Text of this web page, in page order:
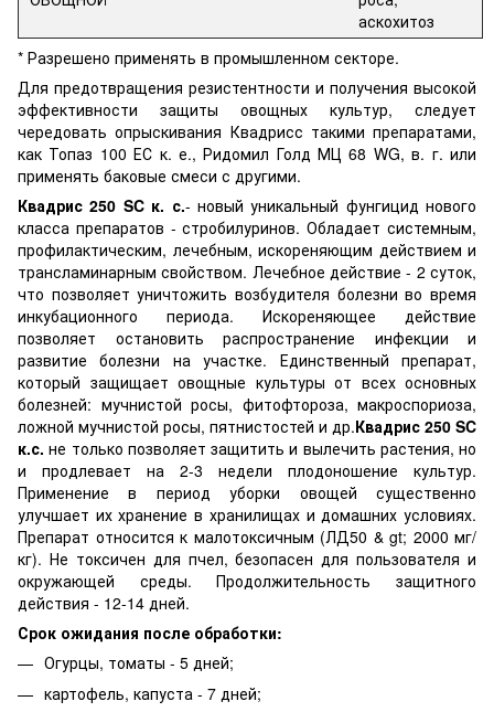
аскохитоз
* Разрешено применять в промышленном секторе.
Для предотвращения резистентности и получения высокой
эффективности защиты овощных культур, следует
чередовать опрыскивания Квадрисс такими препаратами,
как Топаз 100 ЕС к. е., Ридомил Голд МЦ 68 WG, в. г. или
применять баковые смеси с другими.
Квадрис 250 SC к. с.- новый уникальный фунгицид нового
класса препаратов - стробилуринов. Обладает системным,
профилактическим, лечебным, искореняющим действием и
трансламинарным свойством. Лечебное действие - 2 суток,
что позволяет уничтожить возбудителя болезни во время
инкубационного периода. Искореняющее действие
позволяет остановить распространение инфекции и
развитие болезни на участке. Единственный препарат,
который защищает овощные культуры от всех основных
болезней: мучнистой росы, фитофтороза, макроспориоза,
ложной мучнистой росы, пятнистостей и др.Квадрис 250 SC
к.с.не только позволяет защитить и вылечить растения, но
и продлевает на 2-3 недели плодоношение культур.
Применение в период уборки овощей существенно
улучшает их хранение в хранилищах и домашних условиях.
Препарат относится к малотоксичным (ЛД50 & gt; 2000 мг/
кг). Не токсичен для пчел, безопасен для пользователя и
окружающей среды. Продолжительность защитного
действия - 12-14 дней.
Срок ожидания после обработки:
Огурцы, томаты - 5 дней;
картофель, капуста - 7 дней;